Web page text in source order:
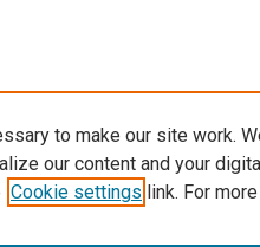
to make our site work.
our content and your
Cookie settings link. For